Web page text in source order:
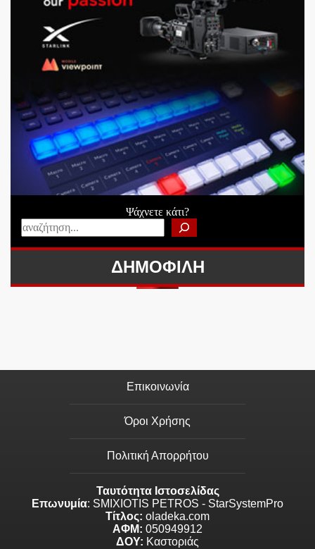
Ψάχνετε κάτι?
ΔΗΜΟΦΙΛΗ
Επικοινωνία
Όροι Χρήσης
Πολιτική Απορρήτου
Ταυτότητα Ιστοσελίδας
Επωνυμία: SMIXIOTIS PETROS - StarSystemPro
Τίτλος: oladeka.com
ΑΦΜ: 050949912
ΔΟΥ: Καστοριάς